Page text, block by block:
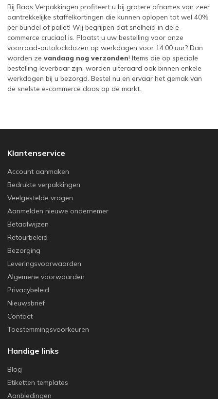
Bij Baas Verpakkingen profiteert u bij grotere afnames van zeer
aantrekkelijke staffelkortingen die kunnen oplopen tot wel 40%
per bundel of pallet! Wij begrijpen dat snelheid in de e-
commerce cruciaal is. Plaatst u uw bestelling voor onze
voorraad-autolockdozen op werkdagen voor 14:00 uur? Dan
worden ze vandaag nog verzonden! Items die op speciale
bestelling leverbaar zijn, worden uiteraard ook binnen enkele
werkdagen bij u bezorgd. Bestel nu en ervaar het gemak van
de snelste e-commerce doos op de markt.
Klantenservice
Account aanmaken
Bedrukte verpakkingen
Veelgestelde vragen
Aanmelden nieuwe ondernemer
Betaalwijzen
Retourbeleid
Bezorging
Leveringsvoorwaarden
Algemene voorwaarden
Privacybeleid
Nieuwsbrief
Contact
Toestemmingsvoorkeuren
Handige links
Blog
Etiketten templates
Aanbiedingen